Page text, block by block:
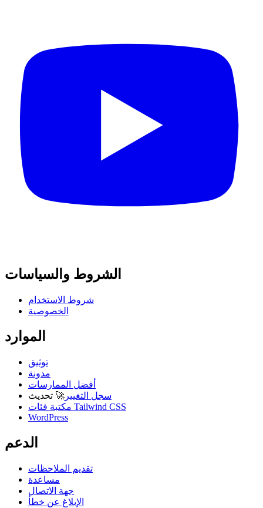
الشروط والسياسات
شروط الاستخدام
الخصوصية
الموارد
توثيق
مدونة
أفضل الممارسات
سجل التغيير 🚀 تحديث
مكتبة فئات Tailwind CSS
WordPress
الدعم
تقديم الملاحظات
مساعدة
جهة الاتصال
الإبلاغ عن خطأ